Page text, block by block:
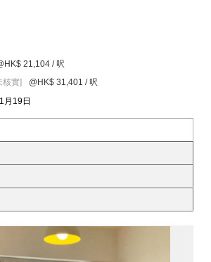
21,104 / 呎
核實] @HK$ 31,401 / 呎
月19日